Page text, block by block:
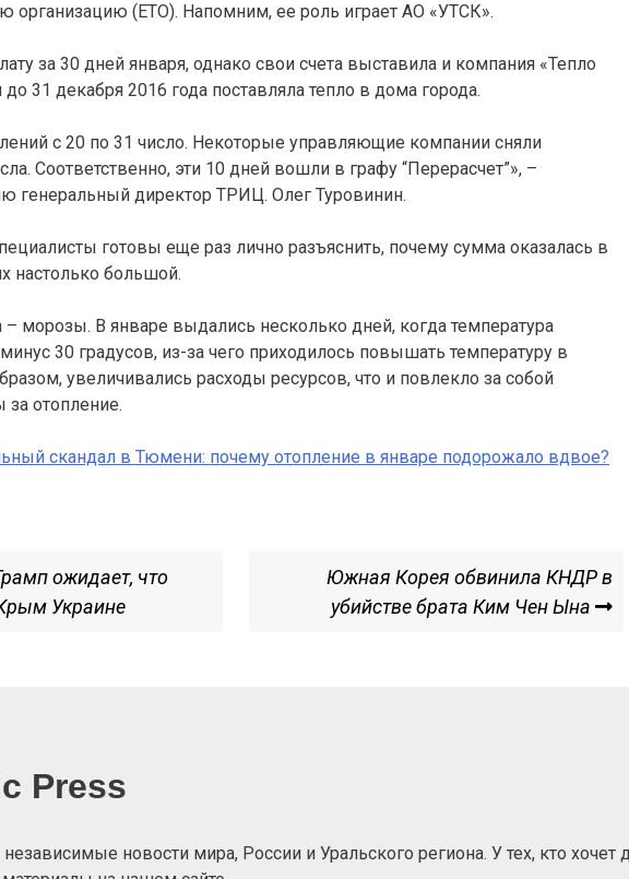
организацию (ЕТО). Напомним, ее роль играет АО «УТСК».
за 30 дней января, однако свои счета выставила и компания «Тепло
31 декабря 2016 года поставляла тепло в дома города.
с 20 по 31 число. Некоторые управляющие компании сняли
Соответственно, эти 10 дней вошли в графу “Перерасчет”», –
генеральный директор ТРИЦ. Олег Туровинин.
готовы еще раз лично разъяснить, почему сумма оказалась в
настолько большой.
– морозы. В январе выдались несколько дней, когда температура
30 градусов, из-за чего приходилось повышать температуру в
увеличивались расходы ресурсов, что и повлекло за собой
за отопление.
скандал в Тюмени: почему отопление в январе подорожало вдвое?
ожидает, что
Украине
Южная Корея обвинила КНДР в
убийстве брата Ким Чен Ына
Press
независимые новости мира, России и Уральского региона. У тех, кто